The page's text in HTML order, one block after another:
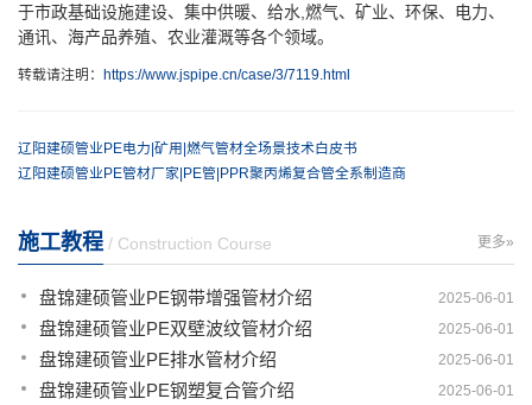
于市政基础设施建设、集中供暖、给水,燃气、矿业、环保、电力、
通讯、海产品养殖、农业灌溉等各个领域。
转载请注明： https://www.jspipe.cn/case/3/7119.html
辽阳建硕管业PE电力|矿用|燃气管材全场景技术白皮书
辽阳建硕管业PE管材厂家|PE管|PPR聚丙烯复合管全系制造商
更多»
施工教程 / Construction Course
2025-06-01
盘锦建硕管业PE钢带增强管材介绍
2025-06-01
盘锦建硕管业PE双壁波纹管材介绍
2025-06-01
盘锦建硕管业PE排水管材介绍
2025-06-01
盘锦建硕管业PE钢塑复合管介绍